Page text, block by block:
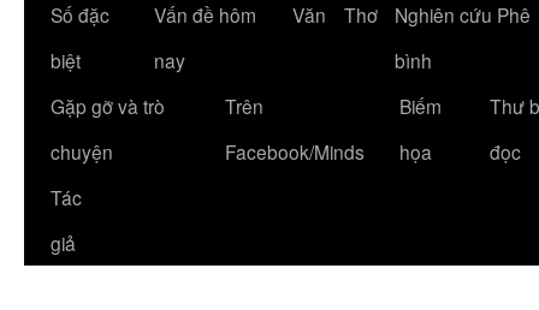
Số đặc
biệt
Vấn đề hôm
nay
Văn Thơ
Nghiên cứu Phê
bình
Gặp gỡ và trò
chuyện
Trên
Facebook/Minds
Biếm
họa
Thư
đọc
Tác
giả